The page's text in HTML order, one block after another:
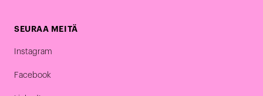
SEURAA MEITÄ
Instagram
Facebook